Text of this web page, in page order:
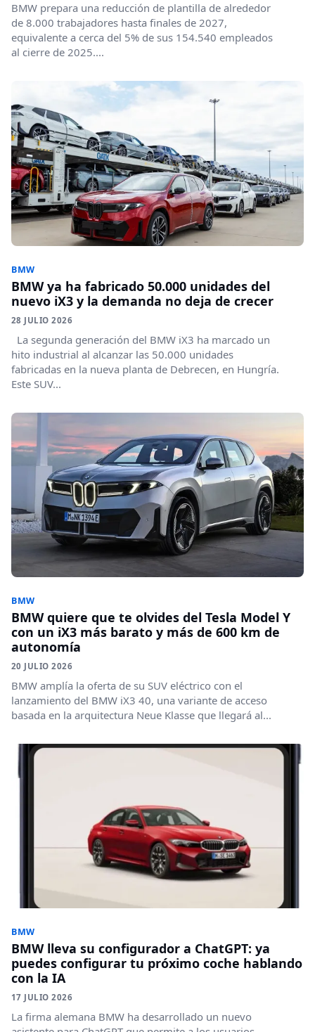
BMW prepara una reducción de plantilla de alrededor
de 8.000 trabajadores hasta finales de 2027,
equivalente a cerca del 5% de sus 154.540 empleados
al cierre de 2025....
BMW
BMW ya ha fabricado 50.000 unidades del
nuevo iX3 y la demanda no deja de crecer
28 JULIO 2026
La segunda generación del BMW iX3 ha marcado un
hito industrial al alcanzar las 50.000 unidades
fabricadas en la nueva planta de Debrecen, en Hungría.
Este SUV...
BMW
BMW quiere que te olvides del Tesla Model Y
con un iX3 más barato y más de 600 km de
autonomía
20 JULIO 2026
BMW amplía la oferta de su SUV eléctrico con el
lanzamiento del BMW iX3 40, una variante de acceso
basada en la arquitectura Neue Klasse que llegará al...
BMW
BMW lleva su configurador a ChatGPT: ya
puedes configurar tu próximo coche hablando
con la IA
17 JULIO 2026
La firma alemana BMW ha desarrollado un nuevo